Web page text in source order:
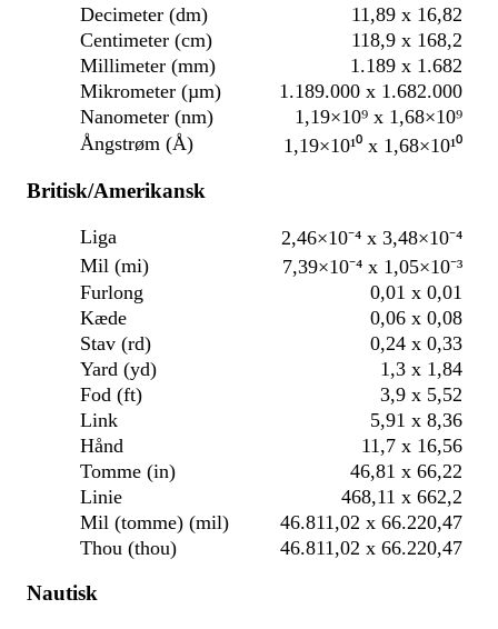
Decimeter (dm)
11,89 x 16,82
Centimeter (cm)
118,9 x 168,2
Millimeter (mm)
1.189 x 1.682
Mikrometer (µm)
1.189.000 x 1.682.000
Nanometer (nm)
1,19×10⁹ x 1,68×10⁹
Ångstrøm (Å)
1,19×10¹⁰ x 1,68×10¹⁰
Britisk/Amerikansk
Liga
2,46×10⁻⁴ x 3,48×10⁻⁴
Mil (mi)
7,39×10⁻⁴ x 1,05×10⁻³
Furlong
0,01 x 0,01
Kæde
0,06 x 0,08
Stav (rd)
0,24 x 0,33
Yard (yd)
1,3 x 1,84
Fod (ft)
3,9 x 5,52
Link
5,91 x 8,36
Hånd
11,7 x 16,56
Tomme (in)
46,81 x 66,22
Linie
468,11 x 662,2
Mil (tomme) (mil)
46.811,02 x 66.220,47
Thou (thou)
46.811,02 x 66.220,47
Nautisk